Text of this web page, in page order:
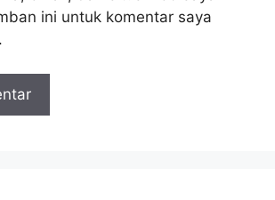
ini untuk komentar saya